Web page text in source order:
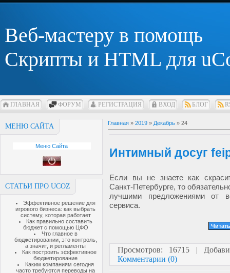
Веб-мастеру в помощь
Скрипты и HTML для
ГЛАВНАЯ ФОРУМ РЕГИСТРАЦИЯ ВХОД БЛОГ
МЕНЮ САЙТА
Меню Сайта
СТАТЬИ ПРО UCOZ
Эффективное решение для
игрового бизнеса: как выбрать
систему, которая работает
Как правильно составить
бюджет с помощью ЦФО
Что главное в
бюджетировании, это контроль,
а значит, и регламенты
Как построить эффективное
бюджетирование
Каким компаниям сегодня
часто требуются переводы на
Главная » 2019 » Декабрь » 24
Интимный досуг
Если вы не знаете как
Санкт-Петербурге, то
лучшими предложениями от
сервиса.
Просмотров: 16715 |
Комментарии (0)